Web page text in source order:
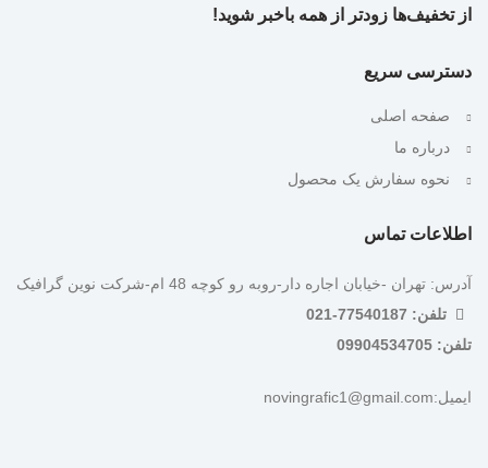
از تخفیف‌ها زودتر از همه باخبر شوید!
دسترسی سریع
صفحه اصلی
درباره ما
نحوه سفارش یک محصول
اطلاعات تماس
آدرس: تهران -خیابان اجاره دار-روبه رو کوچه 48 ام-شرکت نوین گرافیک
تلفن: 77540187-021
تلفن: 09904534705
ایمیل:novingrafic1@gmail.com